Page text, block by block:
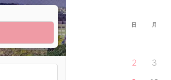
日 月
2
3